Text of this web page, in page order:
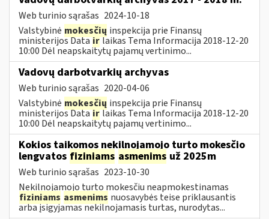
Web turinio sąrašas 2024-10-18
Valstybinė mokesčių inspekcija prie Finansų
ministerijos Datairlaikas Tema Informacija 2018-12-20
10:00 Dėl neapskaitytų pajamų vertinimo...
Vadovų darbotvarkių archyvas
Web turinio sąrašas 2020-04-06
Valstybinė mokesčių inspekcija prie Finansų
ministerijos Datairlaikas Tema Informacija 2018-12-20
10:00 Dėl neapskaitytų pajamų vertinimo...
Kokios taikomos nekilnojamojo turto mokesčio
lengvatos fiziniams asmenims už 2025m
Web turinio sąrašas 2023-10-30
Nekilnojamojo turto mokesčiu neapmokestinamas
fiziniams asmenims nuosavybės teise priklausantis
arba įsigyjamas nekilnojamasis turtas, nurodytas...